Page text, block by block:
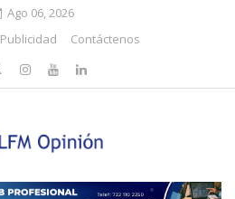
Ago 06, 2026
Publicidad Contáctenos